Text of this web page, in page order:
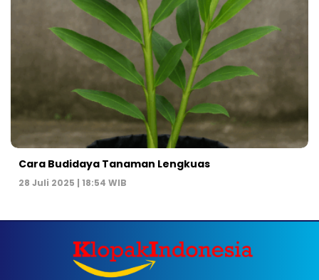
Cara Budidaya Tanaman Lengkuas
28 Juli 2025 | 18:54 WIB